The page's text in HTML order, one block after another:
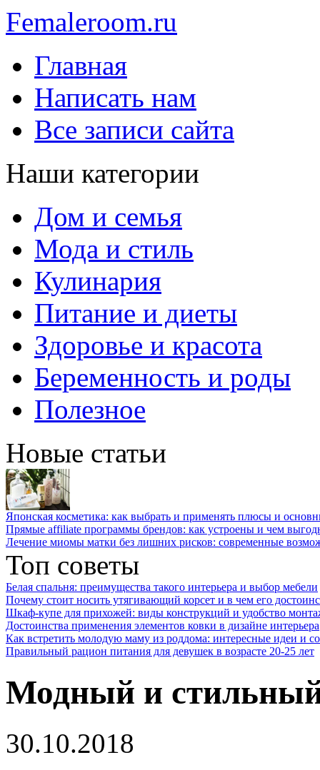
Femaleroom.ru
Главная
Написать нам
Все записи сайта
Наши категории
Дом и семья
Мода и стиль
Кулинария
Питание и диеты
Здоровье и красота
Беременность и роды
Полезное
Новые статьи
Японская косметика: как выбрать и применять плюсы и
Прямые affiliate программы брендов: как устроены и чем
Лечение миомы матки без лишних рисков: современные
Топ советы
Белая спальня: преимущества такого интерьера и выбор мебели
Почему стоит носить утягивающий корсет и в чем его
Шкаф-купе для прихожей: виды конструкций и удобство
Достоинства применения элементов ковки в дизайне интерьера
Как встретить молодую маму из роддома: интересные идеи и
Правильный рацион питания для девушек в возрасте 20-25 лет
Модный и
30.10.2018